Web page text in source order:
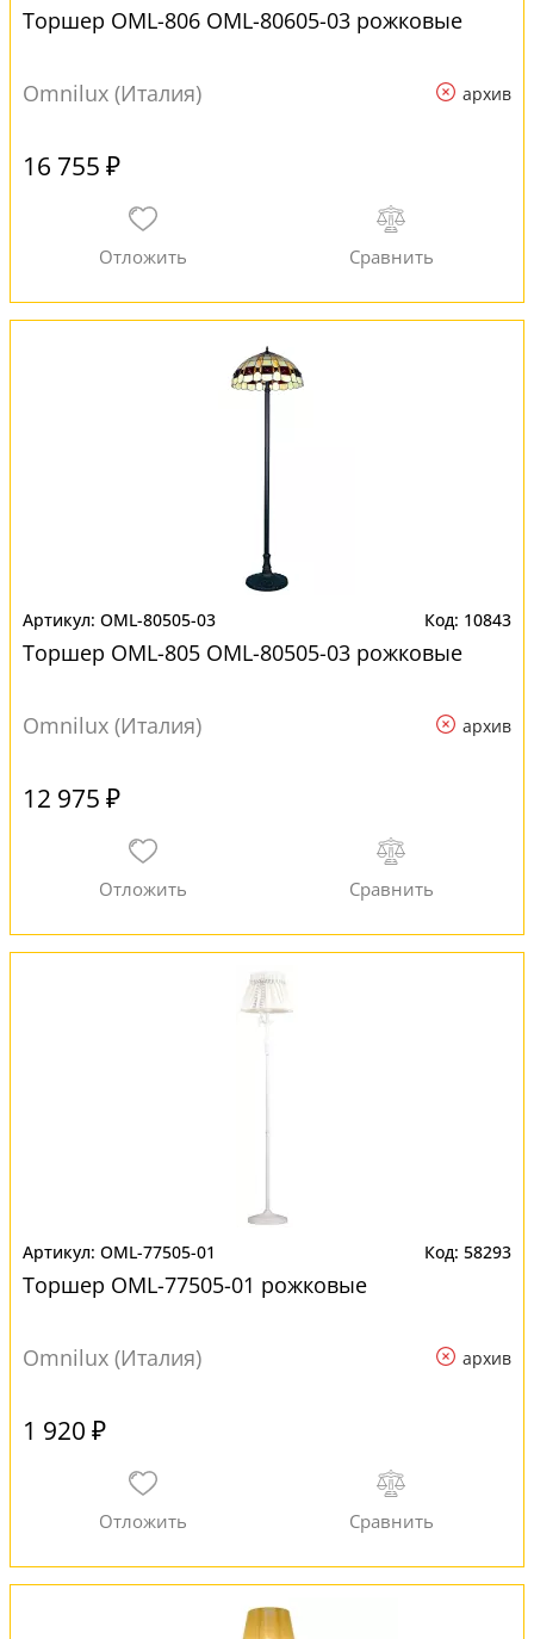
Торшер OML-806 OML-80605-03 рожковые
Omnilux (Италия) архив
16 755 ₽
OML-80505-03 10843
Торшер OML-805 OML-80505-03 рожковые
Omnilux (Италия) архив
12 975 ₽
OML-77505-01 58293
Торшер OML-77505-01 рожковые
Omnilux (Италия) архив
1 920 ₽